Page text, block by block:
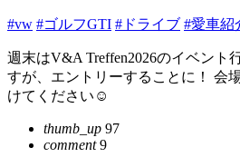
#vw #ゴルフGTI #ドライブ #愛車紹
週末はV&A Treffen2026のイベント
すが、エントリーすることに！ 会
けてください☺️
thumb_up 97
comment9